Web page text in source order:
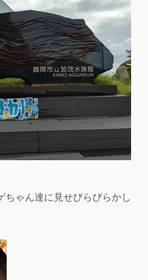
ちゃん達に見せびらびらかし